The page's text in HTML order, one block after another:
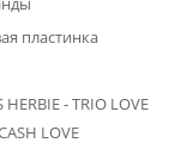
пластинка
HERBIE - TRIO LOVE
LOVE